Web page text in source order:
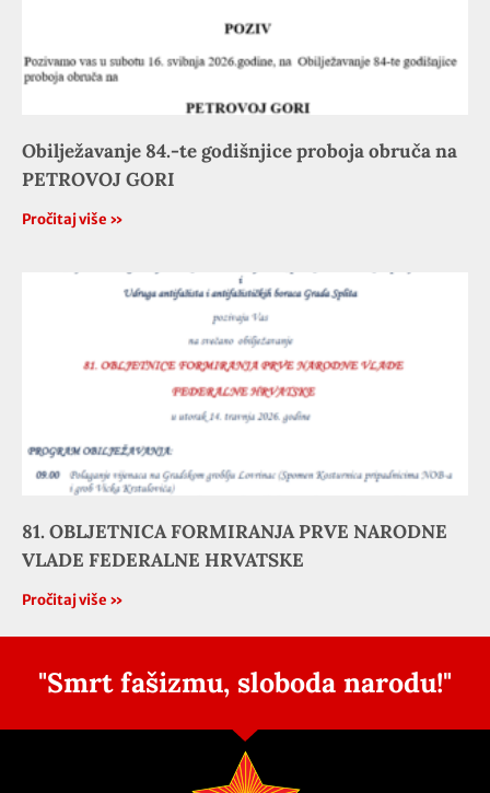
Obilježavanje 84.-te godišnjice proboja obruča na
PETROVOJ GORI
Pročitaj više »
81. OBLJETNICA FORMIRANJA PRVE NARODNE
VLADE FEDERALNE HRVATSKE
Pročitaj više »
"Smrt fašizmu, sloboda narodu!"